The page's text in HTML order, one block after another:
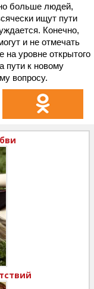
больше людей,
ищут пути
Конечно,
и не отмечать
на уровне открытого
пути к новому
вопросу.